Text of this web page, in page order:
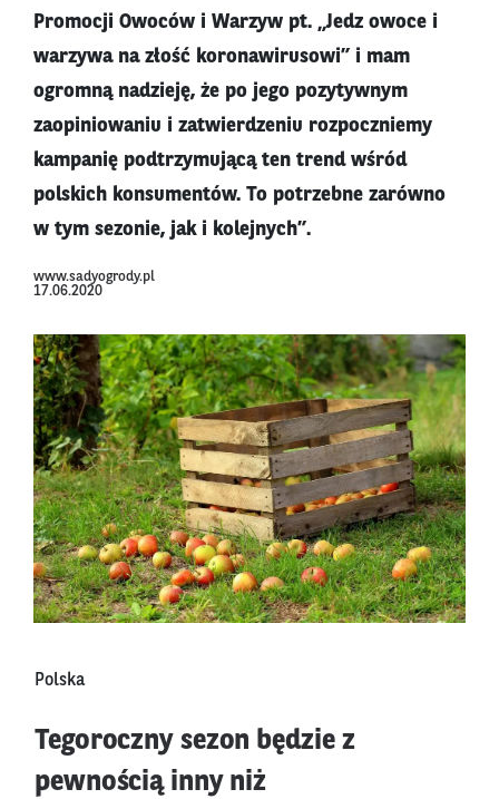
Promocji Owoców i Warzyw pt. „Jedz owoce i
warzywa na złość koronawirusowi” i mam
ogromną nadzieję, że po jego pozytywnym
zaopiniowaniu i zatwierdzeniu rozpoczniemy
kampanię podtrzymującą ten trend wśród
polskich konsumentów. To potrzebne zarówno
w tym sezonie, jak i kolejnych”.
www.sadyogrody.pl
17.06.2020
Polska
Tegoroczny sezon będzie z
pewnością inny niż